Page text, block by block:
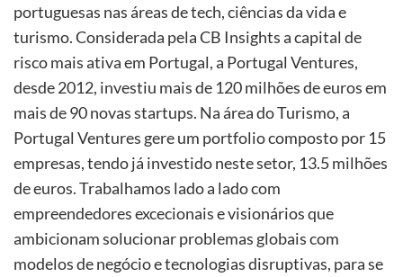
portuguesas nas áreas de tech, ciências da vida e
turismo. Considerada pela CB Insights a capital de
risco mais ativa em Portugal, a Portugal Ventures,
desde 2012, investiu mais de 120 milhões de euros em
mais de 90 novas startups. Na área do Turismo, a
Portugal Ventures gere um portfolio composto por 15
empresas, tendo já investido neste setor, 13.5 milhões
de euros. Trabalhamos lado a lado com
empreendedores excecionais e visionários que
ambicionam solucionar problemas globais com
modelos de negócio e tecnologias disruptivas, para se